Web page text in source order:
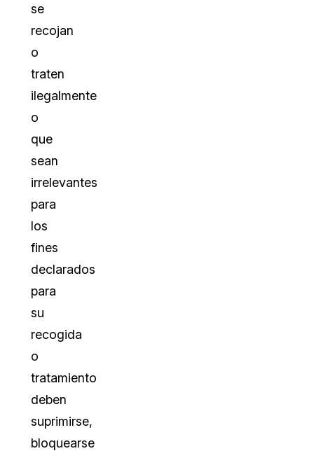
se
recojan
o
traten
ilegalmente
o
que
sean
irrelevantes
para
los
fines
declarados
para
su
recogida
o
tratamiento
deben
suprimirse,
bloquearse